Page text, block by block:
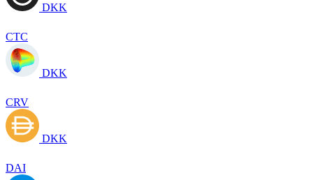
DKK
CTC
DKK
CRV
DKK
DAI